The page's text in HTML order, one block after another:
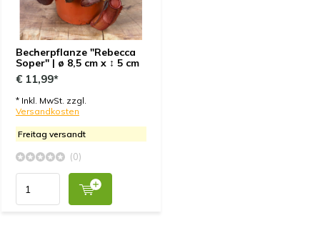
Becherpflanze "Rebecca
Soper" | ø 8,5 cm x ↕ 5 cm
€ 11,99*
* Inkl. MwSt. zzgl.
Versandkosten
Freitag versandt
(0)